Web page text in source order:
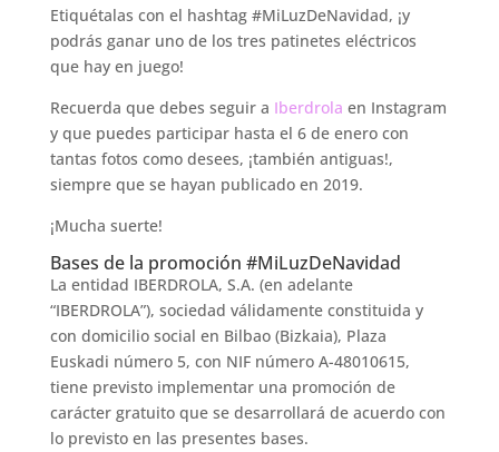
Etiquétalas con el hashtag #MiLuzDeNavidad, ¡y
podrás ganar uno de los tres patinetes eléctricos
que hay en juego!
Recuerda que debes seguir a Iberdrola en Instagram
y que puedes participar hasta el 6 de enero con
tantas fotos como desees, ¡también antiguas!,
siempre que se hayan publicado en 2019.
¡Mucha suerte!
Bases de la promoción #MiLuzDeNavidad
La entidad IBERDROLA, S.A. (en adelante
“IBERDROLA”), sociedad válidamente constituida y
con domicilio social en Bilbao (Bizkaia), Plaza
Euskadi número 5, con NIF número A-48010615,
tiene previsto implementar una promoción de
carácter gratuito que se desarrollará de acuerdo con
lo previsto en las presentes bases.